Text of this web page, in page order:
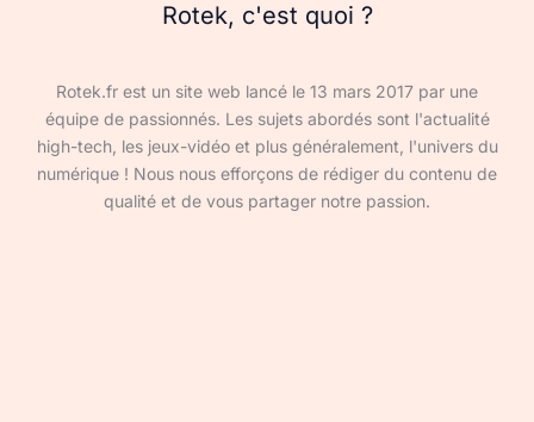
Rotek, c'est quoi ?
Rotek.fr est un site web lancé le 13 mars 2017 par une
équipe de passionnés. Les sujets abordés sont l'actualité
high-tech, les jeux-vidéo et plus généralement, l'univers du
numérique ! Nous nous efforçons de rédiger du contenu de
qualité et de vous partager notre passion.